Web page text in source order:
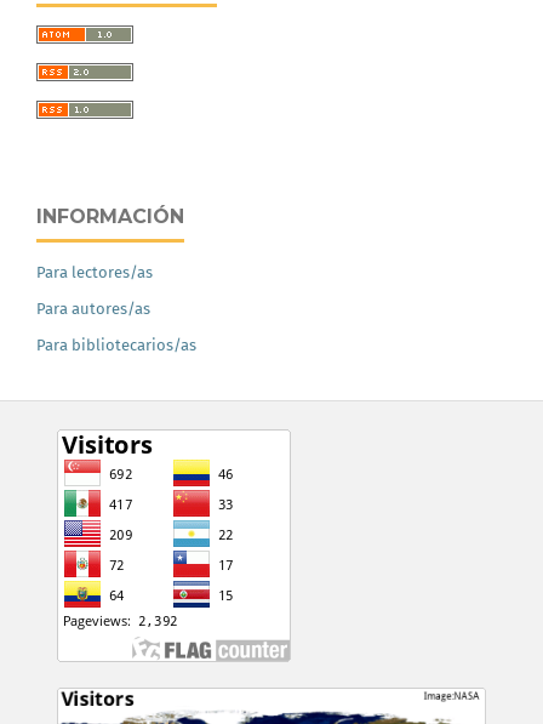
INFORMACIÓN
Para lectores/as
Para autores/as
Para bibliotecarios/as